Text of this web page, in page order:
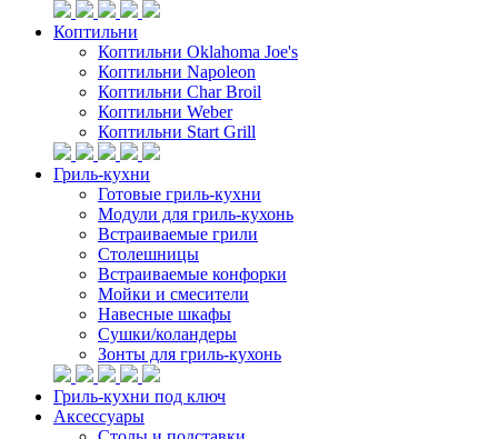
Коптильни
Коптильни Oklahoma Joe's
Коптильни Napoleon
Коптильни Char Broil
Коптильни Weber
Коптильни Start Grill
Гриль-кухни
Готовые гриль-кухни
Модули для гриль-кухонь
Встраиваемые грили
Столешницы
Встраиваемые конфорки
Мойки и смесители
Навесные шкафы
Сушки/коландеры
Зонты для гриль-кухонь
Гриль-кухни под ключ
Аксессуары